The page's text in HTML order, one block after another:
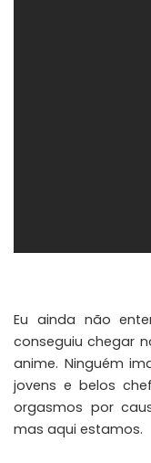
Eu ainda não
conseguiu chegar
anime. Ninguém
jovens e belos
orgasmos por
mas aqui estamos.